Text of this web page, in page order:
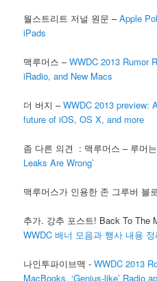
월스트리트 저널 원문 –Apple
iPads
맥루머스 –WWDC 2013 Rumor
iRadio, and New Macs
더 버지 –WWDC 2013 preview:
future of iOS, OS X, and more
좀 다른 의견 : 맥루머스 – 루머
Leaks Are Wrong’
맥루머스가 인용한 존 그루버 블
추가. 강추 포스트! Back To The
WWDC 배너 모음과 행사 내용 정
나인투파이브맥 - WWDC 2013
MacBooks, ‘Genius-like’ Radio